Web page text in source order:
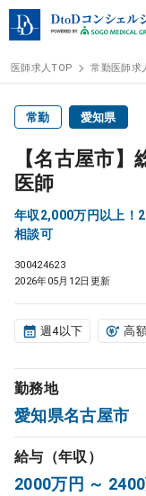
医師求人
常勤検索
非常勤検索 アルバイト
スポット検索 アルバ
DtoDの転職・
コンサルタント
成功事例
医師求人TOP 常勤医師求
常勤 愛知県
【名古屋市
医師
年収2,000万円以上！
相談可
300424623
2026年05月12日更新
週4以下 高
勤務地
愛知県名古屋市
給与（年収）
2000万円 ～